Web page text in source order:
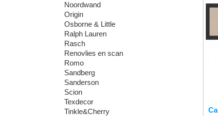
Noordwand
Origin
Osborne & Little
Ralph Lauren
Rasch
Renovlies en scan
Romo
Sandberg
Sanderson
Scion
Texdecor
Tinkle&Cherry